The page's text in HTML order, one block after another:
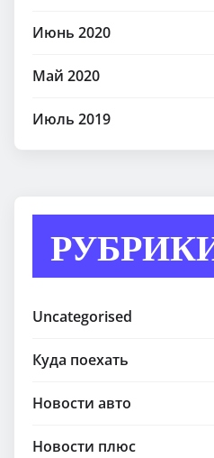
Июнь 2020
Май 2020
Июль 2019
Uncategorised
Куда поехать
Новости авто
Новости плюс